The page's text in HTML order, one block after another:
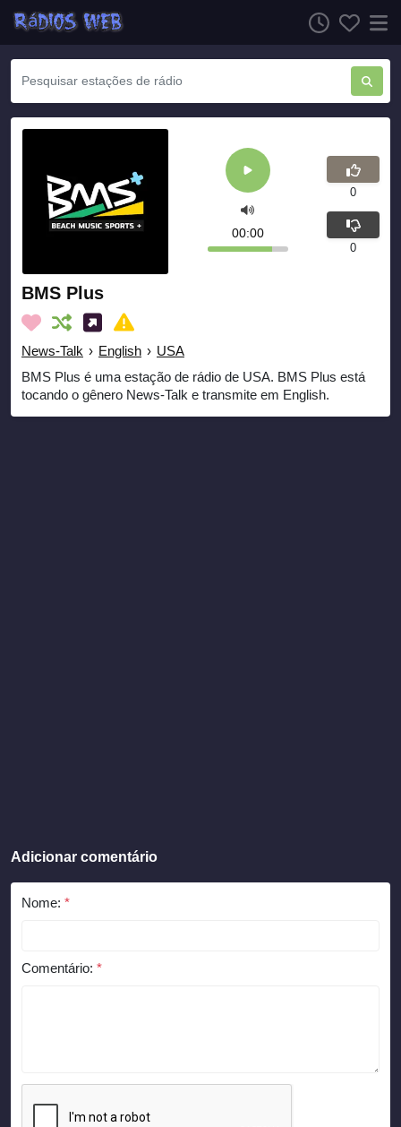
BMS Plus
News-Talk › English › USA
BMS Plus é uma estação de rádio de USA. BMS Plus está
tocando o gênero News-Talk e transmite em English.
00:00
0
0
Adicionar comentário
Nome: *
Comentário: *